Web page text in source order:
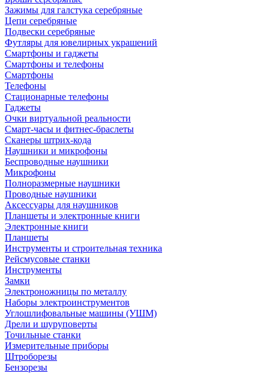
Зажимы для галстука серебряные
Цепи серебряные
Подвески серебряные
Футляры для ювелирных украшений
Смартфоны и гаджеты
Смартфоны и телефоны
Смартфоны
Телефоны
Стационарные телефоны
Гаджеты
Очки виртуальной реальности
Смарт-часы и фитнес-браслеты
Сканеры штрих-кода
Наушники и микрофоны
Беспроводные наушники
Микрофоны
Полноразмерные наушники
Проводные наушники
Аксессуары для наушников
Планшеты и электронные книги
Электронные книги
Планшеты
Инструменты и строительная техника
Рейсмусовые станки
Инструменты
Замки
Электроножницы по металлу
Наборы электроинструментов
Углошлифовальные машины (УШМ)
Дрели и шуруповерты
Точильные станки
Измерительные приборы
Штроборезы
Бензорезы